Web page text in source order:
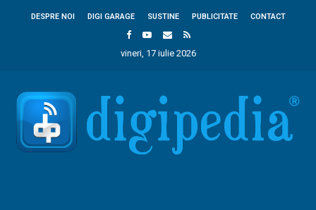
DESPRE NOI DIGI GARAGE SUSTINE PUBLICITATE CONTACT
vineri, 17 iulie 2026